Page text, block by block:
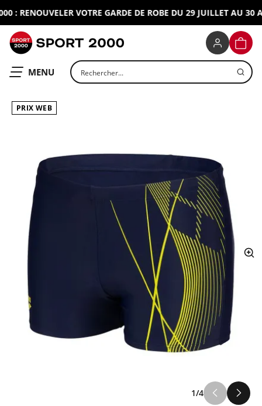
: RENOUVELER VOTRE GARDE DE ROBE DU 29 JUILLET AU 30
OUVRIR LE
MENU Rechercher un produit
PRIX WEB
1/4